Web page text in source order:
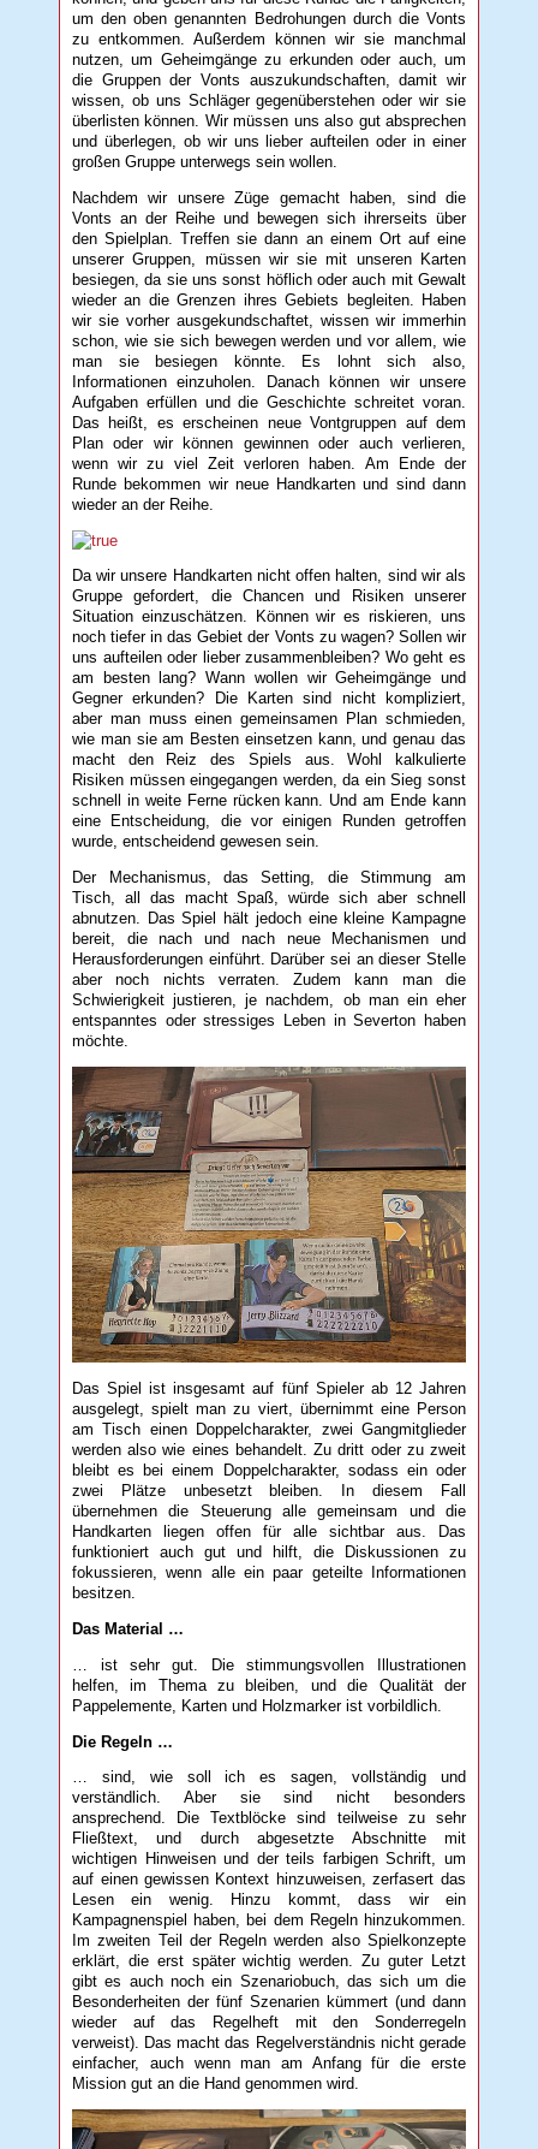
um den oben genannten Bedrohungen durch die Vonts
zu entkommen. Außerdem können wir sie manchmal
nutzen, um Geheimgänge zu erkunden oder auch, um
die Gruppen der Vonts auszukundschaften, damit wir
wissen, ob uns Schläger gegenüberstehen oder wir sie
überlisten können. Wir müssen uns also gut absprechen
und überlegen, ob wir uns lieber aufteilen oder in einer
großen Gruppe unterwegs sein wollen.
Nachdem wir unsere Züge gemacht haben, sind die
Vonts an der Reihe und bewegen sich ihrerseits über
den Spielplan. Treffen sie dann an einem Ort auf eine
unserer Gruppen, müssen wir sie mit unseren Karten
besiegen, da sie uns sonst höflich oder auch mit Gewalt
wieder an die Grenzen ihres Gebiets begleiten. Haben
wir sie vorher ausgekundschaftet, wissen wir immerhin
schon, wie sie sich bewegen werden und vor allem, wie
man sie besiegen könnte. Es lohnt sich also,
Informationen einzuholen. Danach können wir unsere
Aufgaben erfüllen und die Geschichte schreitet voran.
Das heißt, es erscheinen neue Vontgruppen auf dem
Plan oder wir können gewinnen oder auch verlieren,
wenn wir zu viel Zeit verloren haben. Am Ende der
Runde bekommen wir neue Handkarten und sind dann
wieder an der Reihe.
Da wir unsere Handkarten nicht offen halten, sind wir als
Gruppe gefordert, die Chancen und Risiken unserer
Situation einzuschätzen. Können wir es riskieren, uns
noch tiefer in das Gebiet der Vonts zu wagen? Sollen wir
uns aufteilen oder lieber zusammenbleiben? Wo geht es
am besten lang? Wann wollen wir Geheimgänge und
Gegner erkunden? Die Karten sind nicht kompliziert,
aber man muss einen gemeinsamen Plan schmieden,
wie man sie am Besten einsetzen kann, und genau das
macht den Reiz des Spiels aus. Wohl kalkulierte
Risiken müssen eingegangen werden, da ein Sieg sonst
schnell in weite Ferne rücken kann. Und am Ende kann
eine Entscheidung, die vor einigen Runden getroffen
wurde, entscheidend gewesen sein.
Der Mechanismus, das Setting, die Stimmung am
Tisch, all das macht Spaß, würde sich aber schnell
abnutzen. Das Spiel hält jedoch eine kleine Kampagne
bereit, die nach und nach neue Mechanismen und
Herausforderungen einführt. Darüber sei an dieser Stelle
aber noch nichts verraten. Zudem kann man die
Schwierigkeit justieren, je nachdem, ob man ein eher
entspanntes oder stressiges Leben in Severton haben
möchte.
Das Spiel ist insgesamt auf fünf Spieler ab 12 Jahren
ausgelegt, spielt man zu viert, übernimmt eine Person
am Tisch einen Doppelcharakter, zwei Gangmitglieder
werden also wie eines behandelt. Zu dritt oder zu zweit
bleibt es bei einem Doppelcharakter, sodass ein oder
zwei Plätze unbesetzt bleiben. In diesem Fall
übernehmen die Steuerung alle gemeinsam und die
Handkarten liegen offen für alle sichtbar aus. Das
funktioniert auch gut und hilft, die Diskussionen zu
fokussieren, wenn alle ein paar geteilte Informationen
besitzen.
Das Material …
… ist sehr gut. Die stimmungsvollen Illustrationen
helfen, im Thema zu bleiben, und die Qualität der
Pappelemente, Karten und Holzmarker ist vorbildlich.
Die Regeln …
… sind, wie soll ich es sagen, vollständig und
verständlich. Aber sie sind nicht besonders
ansprechend. Die Textblöcke sind teilweise zu sehr
Fließtext, und durch abgesetzte Abschnitte mit
wichtigen Hinweisen und der teils farbigen Schrift, um
auf einen gewissen Kontext hinzuweisen, zerfasert das
Lesen ein wenig. Hinzu kommt, dass wir ein
Kampagnenspiel haben, bei dem Regeln hinzukommen.
Im zweiten Teil der Regeln werden also Spielkonzepte
erklärt, die erst später wichtig werden. Zu guter Letzt
gibt es auch noch ein Szenariobuch, das sich um die
Besonderheiten der fünf Szenarien kümmert (und dann
wieder auf das Regelheft mit den Sonderregeln
verweist). Das macht das Regelverständnis nicht gerade
einfacher, auch wenn man am Anfang für die erste
Mission gut an die Hand genommen wird.